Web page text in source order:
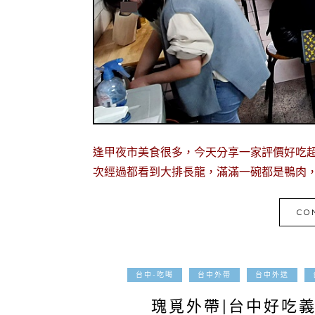
逢甲夜市美食很多，今天分享一家評價好吃
次經過都看到大排長龍，滿滿一碗都是鴨肉
台中-吃喝 台中外帶 台中外送
瑰覓外帶|台中好吃